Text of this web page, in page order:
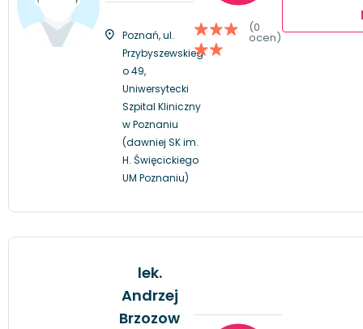
Poznań, ul.
Przybyszewskieg
o 49,
Uniwersytecki
Szpital Kliniczny
w Poznaniu
(dawniej SK im.
H. Święcickiego
UM Poznaniu)
(0
ocen)
lek.
Andrzej
Brzozow